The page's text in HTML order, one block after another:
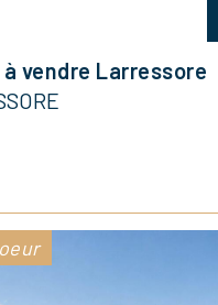
à vendre Larressore